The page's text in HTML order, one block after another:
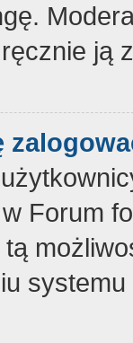
ją
Forum
tą